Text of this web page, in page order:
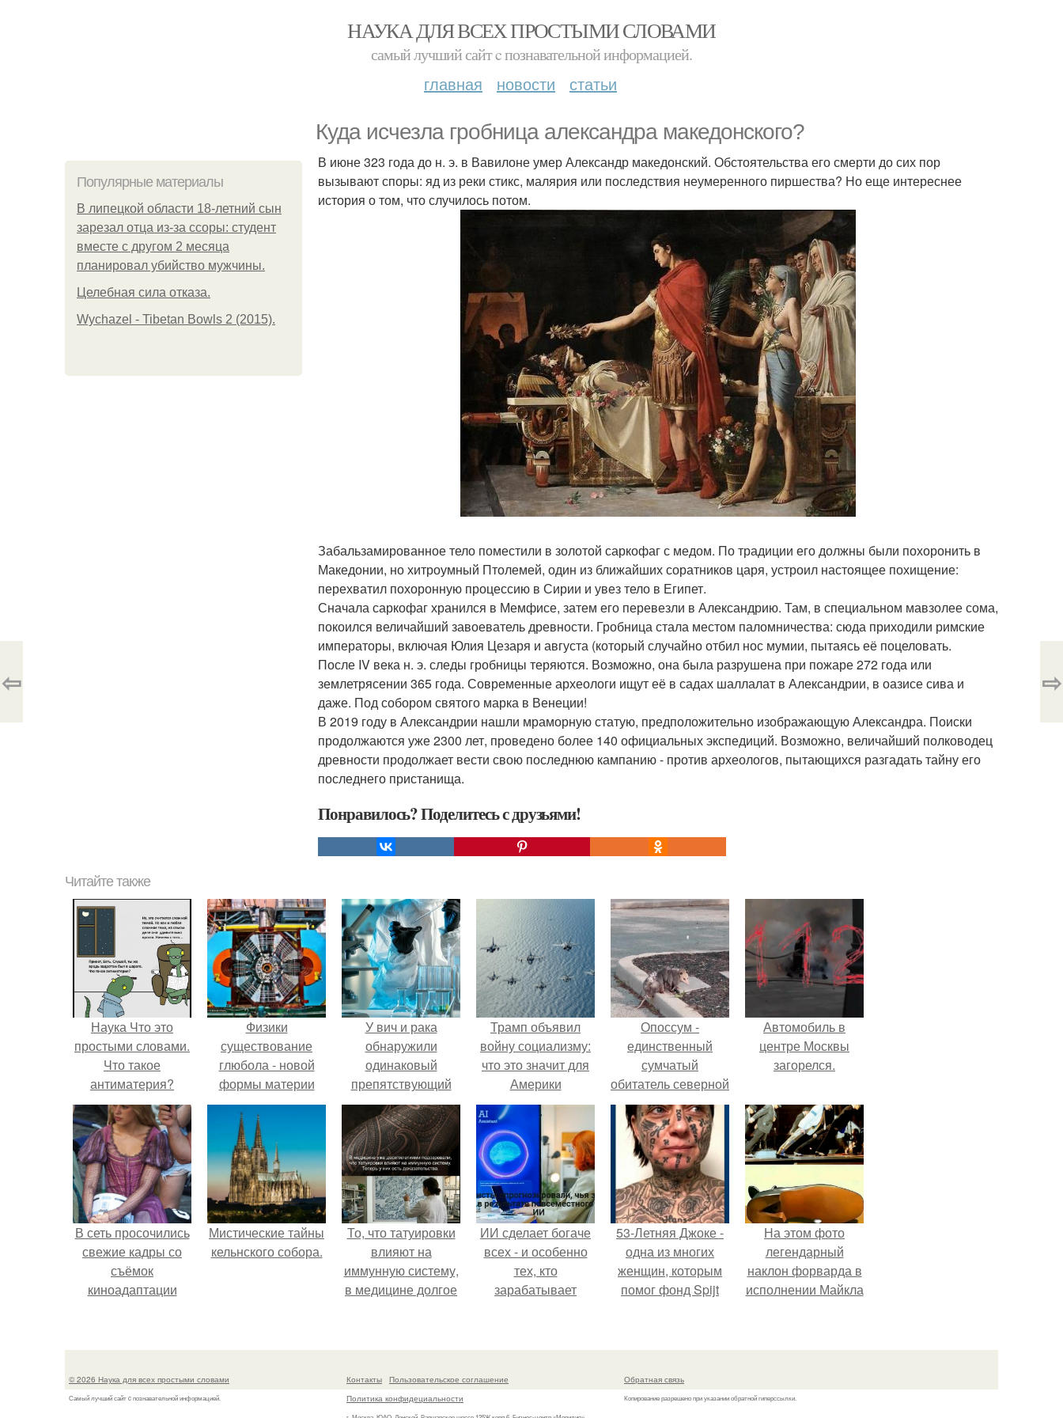
НАУКА ДЛЯ ВСЕХ ПРОСТЫМИ СЛОВАМИ
самый лучший сайт c познавательной информацией.
главная новости статьи
Куда исчезла гробница александра македонского?
Популярные материалы
В липецкой области 18-летний сын
зарезал отца из-за ссоры: студент
вместе с другом 2 месяца
планировал убийство мужчины.
Целебная сила отказа.
Wychazel - Tibetan Bowls 2 (2015).
В июне 323 года до н. э. в Вавилоне умер Александр македонский. Обстоятельства его смерти до сих пор
вызывают споры: яд из реки стикс, малярия или последствия неумеренного пиршества? Но еще интереснее
история о том, что случилось потом.
Забальзамированное тело поместили в золотой саркофаг с медом. По традиции его должны были похоронить в
Македонии, но хитроумный Птолемей, один из ближайших соратников царя, устроил настоящее похищение:
перехватил похоронную процессию в Сирии и увез тело в Египет.
Сначала саркофаг хранился в Мемфисе, затем его перевезли в Александрию. Там, в специальном мавзолее сома,
покоился величайший завоеватель древности. Гробница стала местом паломничества: сюда приходили римские
императоры, включая Юлия Цезаря и августа (который случайно отбил нос мумии, пытаясь её поцеловать.
После IV века н. э. следы гробницы теряются. Возможно, она была разрушена при пожаре 272 года или
землетрясении 365 года. Современные археологи ищут её в садах шаллалат в Александрии, в оазисе сива и
даже. Под собором святого марка в Венеции!
В 2019 году в Александрии нашли мраморную статую, предположительно изображающую Александра. Поиски
продолжаются уже 2300 лет, проведено более 140 официальных экспедиций. Возможно, величайший полководец
древности продолжает вести свою последнюю кампанию - против археологов, пытающихся разгадать тайну его
последнего пристанища.
Понравилось? Поделитесь с друзьями!
⇦ ⇨
Читайте также
Наука Что это
простыми словами.
Что такое
антиматерия?
Физики
существование
глюбола - новой
формы материи
подтвердили.
У вич и рака
обнаружили
одинаковый
препятствующий
лечению механизм.
Трамп объявил
войну социализму:
что это значит для
Америки
Опоссум -
единственный
сумчатый
обитатель северной
америки.
Автомобиль в
центре Москвы
загорелся.
В сеть просочились
свежие кадры со
съёмок
киноадаптации
моментально
приковано к Тиган
крофт.
Мистические тайны
кельнского собора.
То, что татуировки
влияют на
иммунную систему,
в медицине долгое
лишь как гипотеза.
ИИ сделает богаче
всех - и особенно
тех, кто
зарабатывает
53-Летняя Джоке -
одна из многих
женщин, которым
помог фонд Spijt
Роттердаме.
На этом фото
легендарный
наклон форварда в
исполнении Майкла
бросающий вызов
© 2026 Наука для всех простыми словами
Самый лучший сайт c познавательной информацией.
Контакты
Пользовательское соглашение
Политика конфидециальности
Обратная связь
Копирование разрешено при указании обратной гиперссылки.